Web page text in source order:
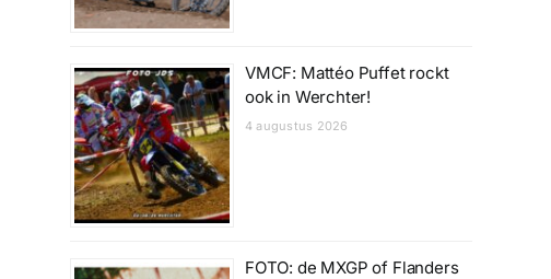
VMCF: Mattéo Puffet rockt
ook in Werchter!
4 augustus 2026
FOTO: de MXGP of Flanders